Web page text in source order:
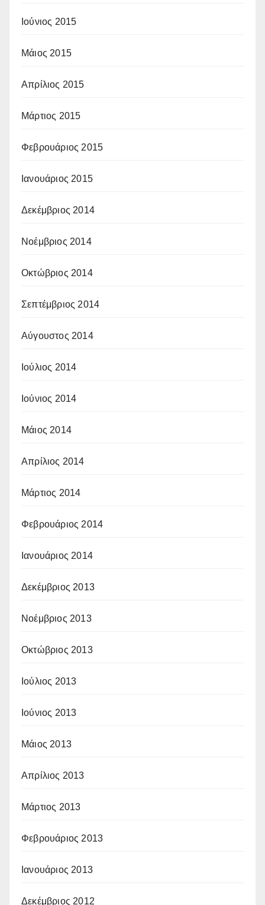
Ιούνιος 2015
Μάιος 2015
Απρίλιος 2015
Μάρτιος 2015
Φεβρουάριος 2015
Ιανουάριος 2015
Δεκέμβριος 2014
Νοέμβριος 2014
Οκτώβριος 2014
Σεπτέμβριος 2014
Αύγουστος 2014
Ιούλιος 2014
Ιούνιος 2014
Μάιος 2014
Απρίλιος 2014
Μάρτιος 2014
Φεβρουάριος 2014
Ιανουάριος 2014
Δεκέμβριος 2013
Νοέμβριος 2013
Οκτώβριος 2013
Ιούλιος 2013
Ιούνιος 2013
Μάιος 2013
Απρίλιος 2013
Μάρτιος 2013
Φεβρουάριος 2013
Ιανουάριος 2013
Δεκέμβριος 2012